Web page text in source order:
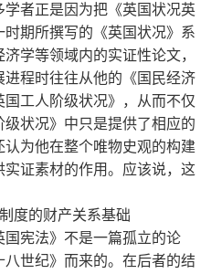
者正是因为把《英国状况英
期所撰写的《英国状况》系
学等领域内的实证性论文，
程时往往从他的《国民经济
工人阶级状况》，从而不仅
状况》中只是提供了相应的
为他在整个唯物史观的构建
证素材的作用。应该说，这
度的财产关系基础
宪法》不是一篇孤立的论
世纪》而来的。在后者的结